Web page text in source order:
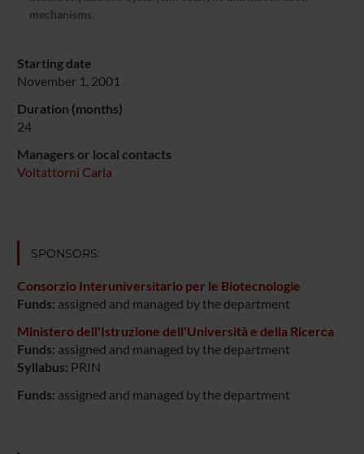
mechanisms.
Starting date
November 1, 2001
Duration (months)
24
Managers or local contacts
Voltattorni Carla
SPONSORS:
Consorzio Interuniversitario per le Biotecnologie
Funds: assigned and managed by the department
Ministero dell'Istruzione dell'Università e della Ricerca
Funds: assigned and managed by the department
Syllabus: PRIN
Funds: assigned and managed by the department